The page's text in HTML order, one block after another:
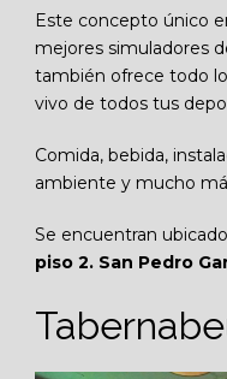
Este concepto único
mejores simuladores
también ofrece todo
vivo de todos tus
Comida, bebida,
ambiente y mucho
Se encuentran
piso 2. San Pedro